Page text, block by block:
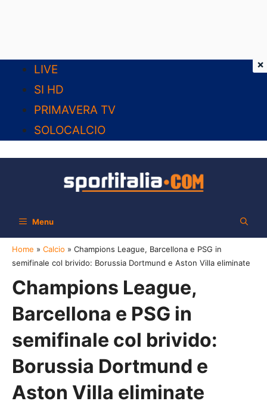
contenuto
LIVE
SI HD
PRIMAVERA TV
SOLOCALCIO
Menu
Home » Calcio » Champions League, Barcellona e PSG in
semifinale col brivido: Borussia Dortmund e Aston Villa eliminate
Champions League,
Barcellona e PSG in
semifinale col brivido:
Borussia Dortmund e
Aston Villa eliminate
×